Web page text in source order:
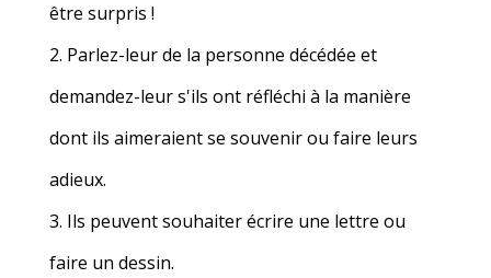
être surpris !
Parlez-leur de la personne décédée et
demandez-leur s'ils ont réfléchi à la manière
dont ils aimeraient se souvenir ou faire leurs
adieux.
Ils peuvent souhaiter écrire une lettre ou
faire un dessin.